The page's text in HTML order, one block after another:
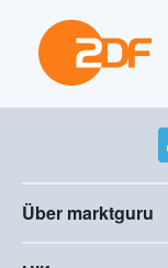
Über marktguru